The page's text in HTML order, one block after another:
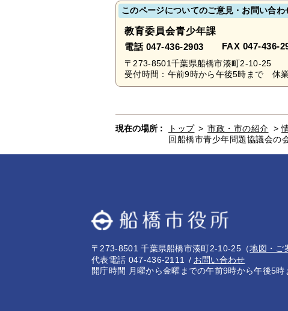
このページについてのご意見・お問い合わ
教育委員会青少年課
電話 047-436-2903 FAX 047-436-
〒273-8501千葉県船橋市湊町2-10-25
受付時間：午前9時から午後5時まで 休
現在の場所 : トップ > 市政・市の紹介 >
回船橋市青少年問題協議会の
〒273-8501 千葉県船橋市湊町2-10-25 （地図・ご
代表電話 047-436-2111
お問い合わせ
開庁時間 月曜から金曜までの午前9時から午後5時